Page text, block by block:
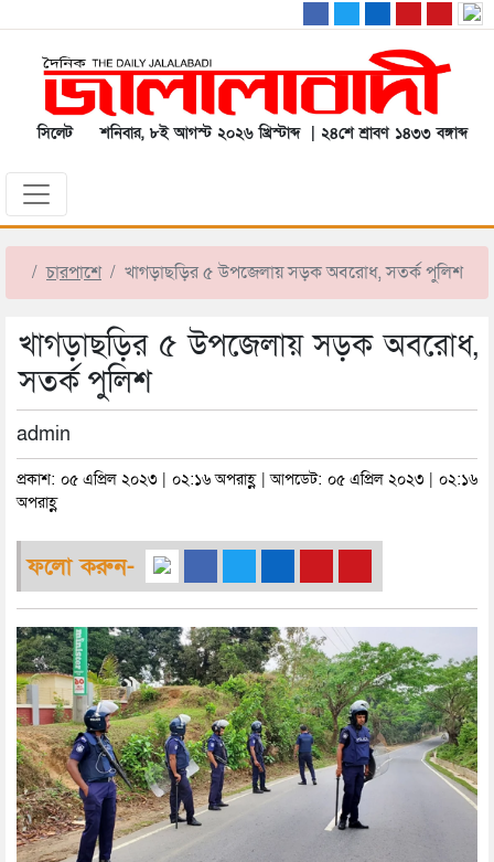
সিলেট শনিবার, ৮ই আগস্ট ২০২৬ খ্রিস্টাব্দ | ২৪শে শ্রাবণ ১৪৩৩ বঙ্গাব্দ
চারপাশে খাগড়াছড়ির ৫ উপজেলায় সড়ক অবরোধ, সতর্ক পুলিশ
খাগড়াছড়ির ৫ উপজেলায় সড়ক অবরোধ,
সতর্ক পুলিশ
admin
প্রকাশ: ০৫ এপ্রিল ২০২৩ | ০২:১৬ অপরাহ্ণ | আপডেট: ০৫ এপ্রিল ২০২৩ | ০২:১৬
অপরাহ্ণ
ফলো করুন-